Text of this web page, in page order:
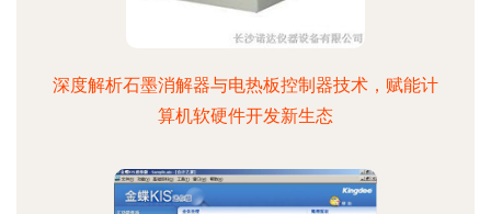
深度解析石墨消解器与电热板控制器技术，赋能计
算机软硬件开发新生态